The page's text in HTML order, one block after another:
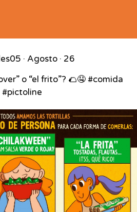
05 · Agosto · 26
o “el frito”? 🌮🤤 #comida
#pictoline